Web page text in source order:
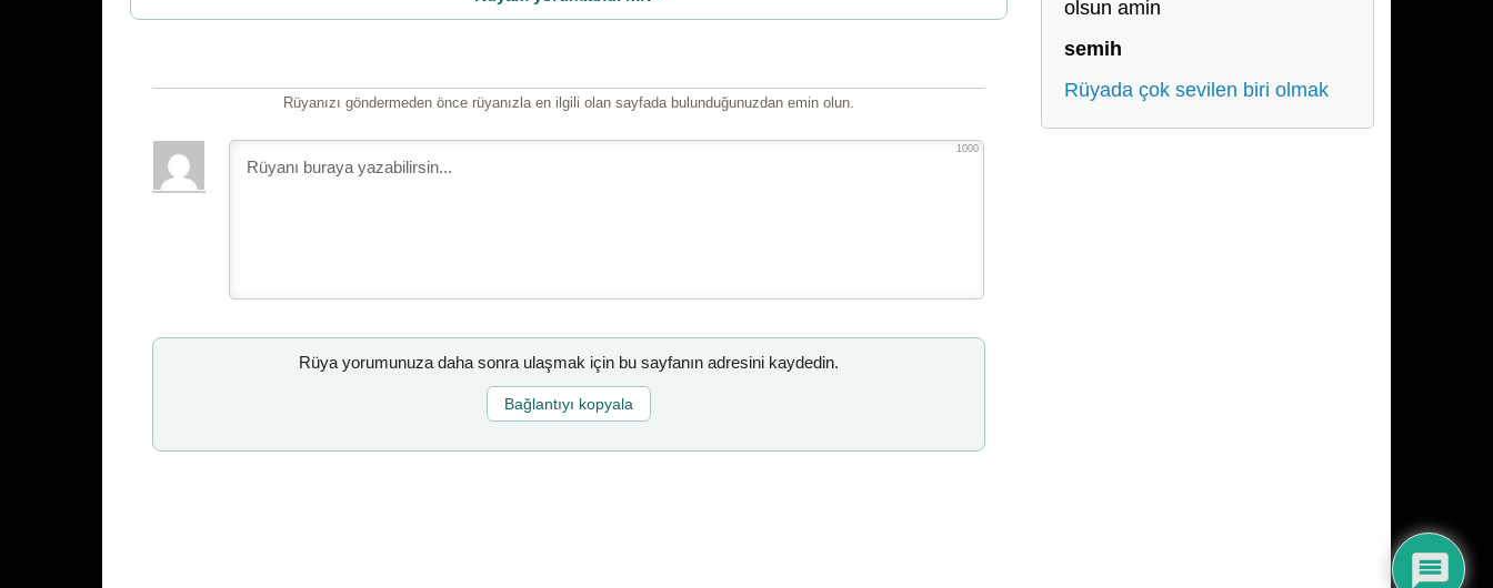
Rüyanızı göndermeden önce rüyanızla en ilgili olan sayfada bulunduğunuzdan emin olun.
1000
Rüya yorumunuza daha sonra ulaşmak için bu sayfanın adresini kaydedin.
Bağlantıyı kopyala
olsun amin
semih
Rüyada çok sevilen biri olmak